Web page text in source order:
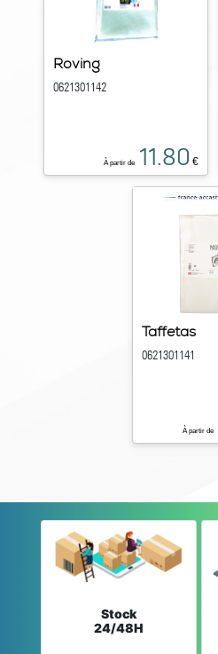
Roving
0621301142
À partir de 11.80 €
Taffetas
0621301141
À partir de
Stock
24/48H